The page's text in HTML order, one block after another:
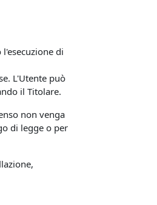
di
L'Utente può
il Titolare.
non venga
di legge o per